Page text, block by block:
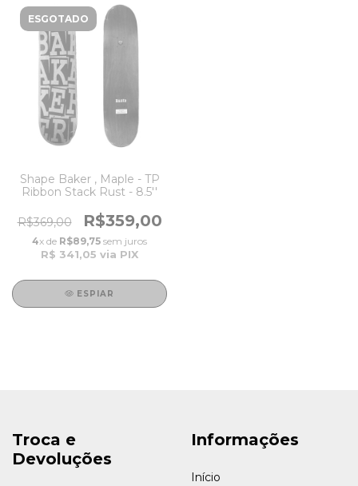
ESGOTADO
Shape Baker , Maple - TP
Ribbon Stack Rust - 8.5''
R$369,00 R$359,00
4x de R$89,75 sem juros
R$ 341,05 via PIX
ESPIAR
Troca e
Devoluções
Informações
Início